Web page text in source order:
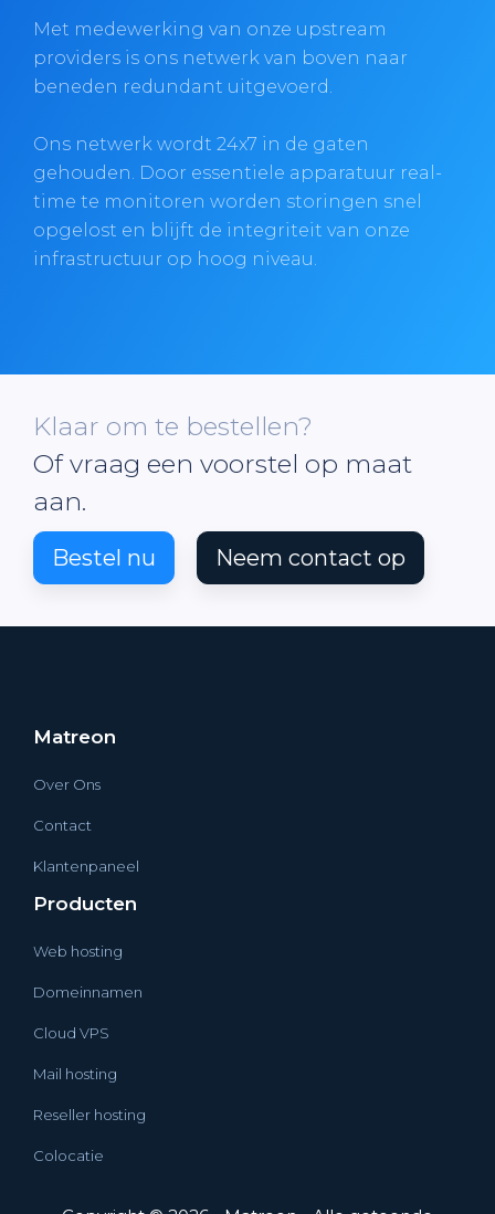
Met medewerking van onze upstream
providers is ons netwerk van boven naar
beneden redundant uitgevoerd.
Ons netwerk wordt 24x7 in de gaten
gehouden. Door essentiele apparatuur real-
time te monitoren worden storingen snel
opgelost en blijft de integriteit van onze
infrastructuur op hoog niveau.
Klaar om te bestellen?
Of vraag een voorstel op maat
aan.
Bestel nu Neem contact op
Matreon
Over Ons
Contact
Klantenpaneel
Producten
Web hosting
Domeinnamen
Cloud VPS
Mail hosting
Reseller hosting
Colocatie